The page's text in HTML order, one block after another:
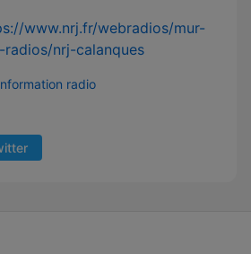
www.nrj.fr/webradios/mur-
radios/nrj-calanques
radio